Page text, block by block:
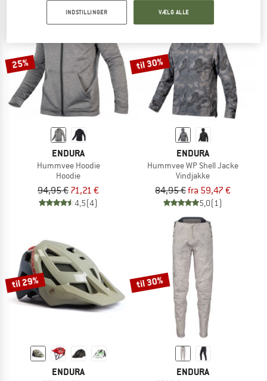
25%
ENDURA
Hummvee Hoodie
Hoodie
94,95 € 71,21 €
4,5(4)
til 30%
ENDURA
Hummvee WP Shell Jacke
Vindjakke
84,95 €fra 59,47 €
5,0(1)
til 29%
ENDURA
til 30%
ENDURA
INDSTILLINGER VÆLG ALLE